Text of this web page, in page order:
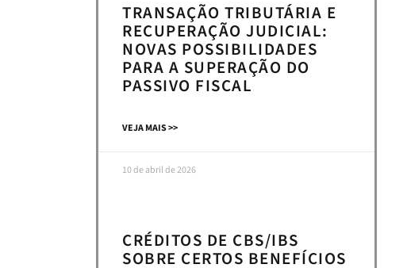
TRANSAÇÃO TRIBUTÁRIA E
RECUPERAÇÃO JUDICIAL:
NOVAS POSSIBILIDADES
PARA A SUPERAÇÃO DO
PASSIVO FISCAL
VEJA MAIS >>
10 de abril de 2026
CRÉDITOS DE CBS/IBS
SOBRE CERTOS BENEFÍCIOS